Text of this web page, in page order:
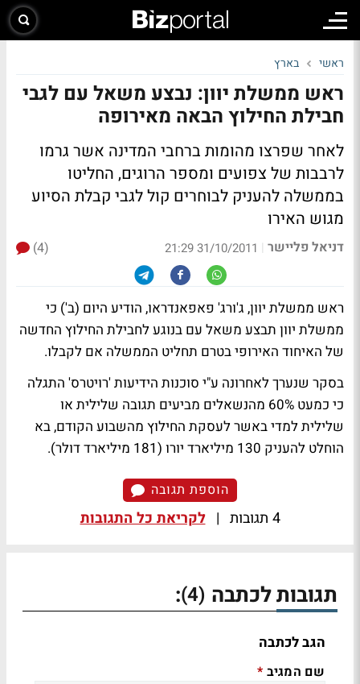
ראשי בארץ
ראש ממשלת יוון: נבצע משאל עם לגבי
חבילת החילוץ הבאה מאירופה
לאחר שפרצו מהומות ברחבי המדינה אשר גרמו
לרבבות של צפועים ומספר הרוגים, החליטו
בממשלה להעניק לבוחרים קול לגבי קבלת הסיוע
מגוש האירו
דניאל פליישר |
31/10/2011 21:29
(4)
ראש ממשלת יוון, ג'ורג' פאפאנדראו, הודיע היום (ב') כי
ממשלת יוון תבצע משאל עם בנוגע לחבילת החילוץ החדשה
של האיחוד האירופי בטרם תחליט הממשלה אם לקבלו.
בסקר שנערך לאחרונה ע"י סוכנות הידיעות 'רויטרס' התגלה
כי כמעט 60% מהנשאלים מביעים תגובה שלילית או
שלילית למדי באשר לעסקת החילוץ מהשבוע הקודם, בא
הוחלט להעניק 130 מיליארד יורו (181 מיליארד דולר).
הוספת תגובה
4 תגובות | לקריאת כל התגובות
תגובות לכתבה (4)
:
הגב לכתבה
שם המגיב *